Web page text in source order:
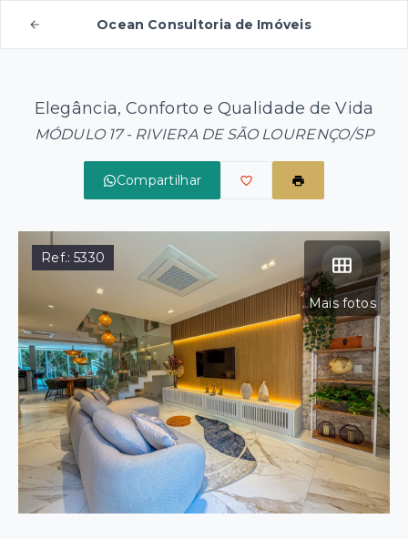
Ocean Consultoria de Imóveis
Elegância, Conforto e Qualidade de Vida
MÓDULO 17 - RIVIERA DE SÃO LOURENÇO/SP
Compartilhar
Mais fotos
Ref.:5330